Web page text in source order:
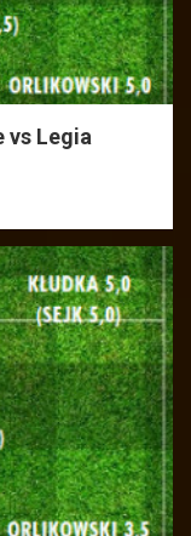
vs Legia